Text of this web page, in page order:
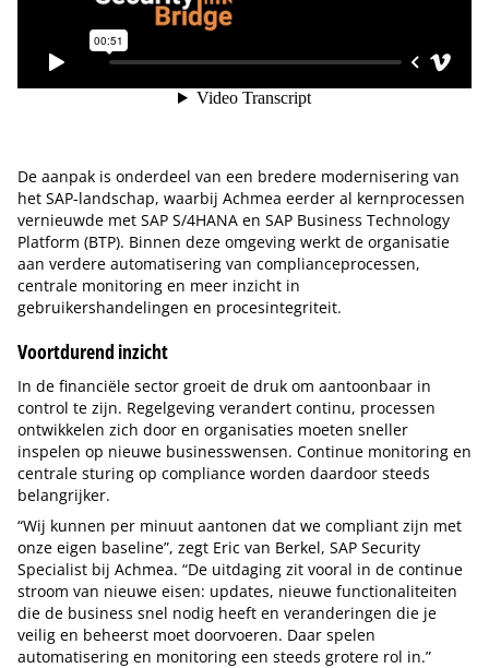
De aanpak is onderdeel van een bredere modernisering van
het SAP-landschap, waarbij Achmea eerder al kernprocessen
vernieuwde met SAP S/4HANA en SAP Business Technology
Platform (BTP). Binnen deze omgeving werkt de organisatie
aan verdere automatisering van complianceprocessen,
centrale monitoring en meer inzicht in
gebruikershandelingen en procesintegriteit.
Voortdurend inzicht
In de financiële sector groeit de druk om aantoonbaar in
control te zijn. Regelgeving verandert continu, processen
ontwikkelen zich door en organisaties moeten sneller
inspelen op nieuwe businesswensen. Continue monitoring en
centrale sturing op compliance worden daardoor steeds
belangrijker.
“Wij kunnen per minuut aantonen dat we compliant zijn met
onze eigen baseline”, zegt Eric van Berkel, SAP Security
Specialist bij Achmea. “De uitdaging zit vooral in de continue
stroom van nieuwe eisen: updates, nieuwe functionaliteiten
die de business snel nodig heeft en veranderingen die je
veilig en beheerst moet doorvoeren. Daar spelen
automatisering en monitoring een steeds grotere rol in.”